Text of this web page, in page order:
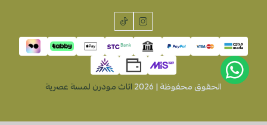
الحقوق محفوظة | 2026 اثاث مودرن لمسة عصرية